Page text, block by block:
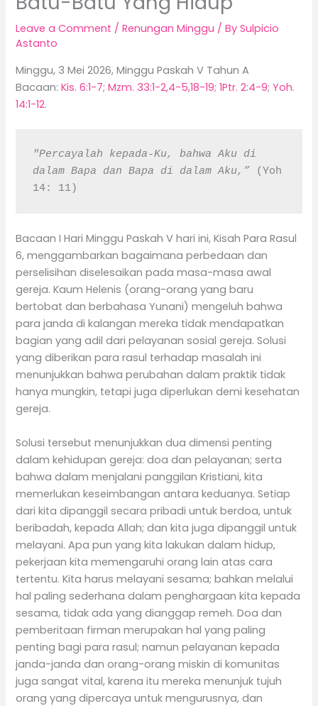
Leave a Comment /Renungan Minggu / BySulpicio
Astanto
Minggu, 3 Mei 2026, Minggu Paskah V Tahun A
Bacaan:Kis. 6:1-7;Mzm. 33:1-2,4-5,18-19;1Ptr. 2:4-9;Yoh.
14:1-12.
"Percayalah kepada-Ku, bahwa Aku di
dalam Bapa dan Bapa di dalam Aku,”
(Yoh
14: 11)
Bacaan I Hari Minggu Paskah V hari ini, Kisah Para Rasul
6, menggambarkan bagaimana perbedaan dan
perselisihan diselesaikan pada masa-masa awal
gereja. Kaum Helenis (orang-orang yang baru
bertobat dan berbahasa Yunani) mengeluh bahwa
para janda di kalangan mereka tidak mendapatkan
bagian yang adil dari pelayanan sosial gereja. Solusi
yang diberikan para rasul terhadap masalah ini
menunjukkan bahwa perubahan dalam praktik tidak
hanya mungkin, tetapi juga diperlukan demi kesehatan
gereja.
Solusi tersebut menunjukkan dua dimensi penting
dalam kehidupan gereja: doa dan pelayanan; serta
bahwa dalam menjalani panggilan Kristiani, kita
memerlukan keseimbangan antara keduanya. Setiap
dari kita dipanggil secara pribadi untuk berdoa, untuk
beribadah, kepada Allah; dan kita juga dipanggil untuk
melayani. Apa pun yang kita lakukan dalam hidup,
pekerjaan kita memengaruhi orang lain atas cara
tertentu. Kita harus melayani sesama; bahkan melalui
hal paling sederhana dalam penghargaan kita kepada
sesama, tidak ada yang dianggap remeh. Doa dan
pemberitaan firman merupakan hal yang paling
penting bagi para rasul; namun pelayanan kepada
janda-janda dan orang-orang miskin di komunitas
juga sangat vital, karena itu mereka menunjuk tujuh
orang yang dipercaya untuk mengurusnya, dan